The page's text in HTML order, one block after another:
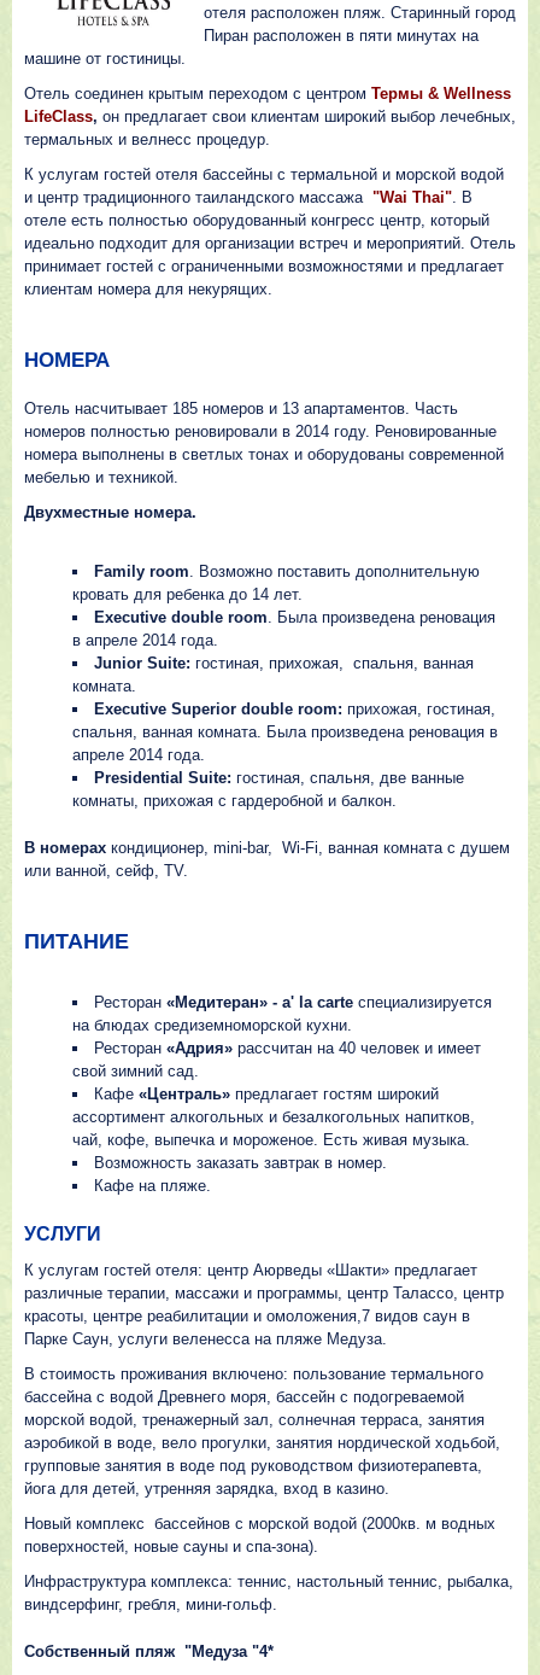
отеля расположен пляж. Старинный город
Пиран расположен в пяти минутах на
машине от гостиницы.
Отель соединен крытым переходом с центром Термы & Wellness
LifeClass, он предлагает свои клиентам широкий выбор лечебных,
термальных и велнесс процедур.
К услугам гостей отеля бассейны с термальной и морской водой
и центр традиционного таиландского массажа "Wai Thai". В
отеле есть полностью оборудованный конгресс центр, который
идеально подходит для организации встреч и мероприятий. Отель
принимает гостей с ограниченными возможностями и предлагает
клиентам номера для некурящих.
НОМЕРА
Отель насчитывает 185 номеров и 13 апартаментов. Часть
номеров полностью реновировали в 2014 году. Реновированные
номера выполнены в светлых тонах и оборудованы современной
мебелью и техникой.
Двухместные номера.
Family room. Возможно поставить дополнительную
кровать для ребенка до 14 лет.
Executive double room. Была произведена реновация
в апреле 2014 года.
Junior Suite: гостиная, прихожая, спальня, ванная
комната.
Executive Superior double room: прихожая, гостиная,
спальня, ванная комната. Была произведена реновация в
апреле 2014 года.
Presidential Suite: гостиная, спальня, две ванные
комнаты, прихожая с гардеробной и балкон.
В номерах кондиционер, mini-bar, Wi-Fi, ванная комната c душем
или ванной, сейф, TV.
ПИТАНИЕ
Ресторан «Медитеран» - a' la carte специализируется
на блюдах средиземноморской кухни.
Ресторан «Адрия» рассчитан на 40 человек и имеет
свой зимний сад.
Кафе «Централь» предлагает гостям широкий
ассортимент алкогольных и безалкогольных напитков,
чай, кофе, выпечка и мороженое. Есть живая музыка.
Возможность заказать завтрак в номер.
Кафе на пляже.
УСЛУГИ
К услугам гостей отеля: центр Аюрведы «Шакти» предлагает
различные терапии, массажи и программы, центр Талассо, центр
красоты, центре реабилитации и омоложения,7 видов саун в
Парке Саун, услуги веленесса на пляже Медуза.
В стоимость проживания включено: пользование термального
бассейна с водой Древнего моря, бассейн с подогреваемой
морской водой, тренажерный зал, солнечная терраса, занятия
аэробикой в воде, вело прогулки, занятия нордической ходьбой,
групповые занятия в воде под руководством физиотерапевта,
йога для детей, утренняя зарядка, вход в казино.
Новый комплекс бассейнов с морской водой (2000кв. м водных
поверхностей, новые сауны и спа-зона).
Инфраструктура комплекса: теннис, настольный теннис, рыбалка,
виндсерфинг, гребля, мини-гольф.
Собственный пляж "Медуза "4*